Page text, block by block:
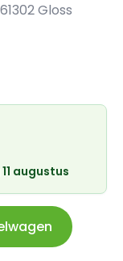
Gloss
augustus